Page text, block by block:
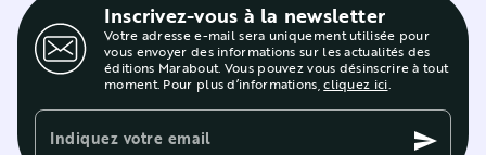
Inscrivez-vous à la newsletter
Votre adresse e-mail sera uniquement utilisée pour
vous envoyer des informations sur les actualités des
éditions Marabout. Vous pouvez vous désinscrire à tout
moment. Pour plus d’informations,cliquez ici.
Indiquez votre email send